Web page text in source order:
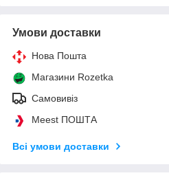
Умови доставки
Нова Пошта
Магазини Rozetka
Самовивіз
Meest ПОШТА
Всі умови доставки